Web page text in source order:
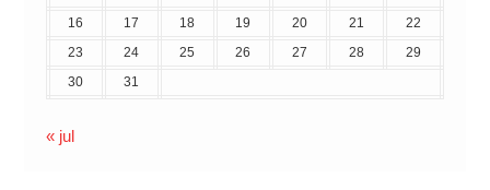
16
17 18 19 20 21
22
23
24 25 26 27 28
29
30
31
« jul